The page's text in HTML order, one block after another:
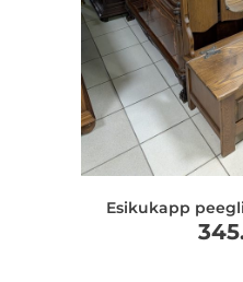
Esikukapp